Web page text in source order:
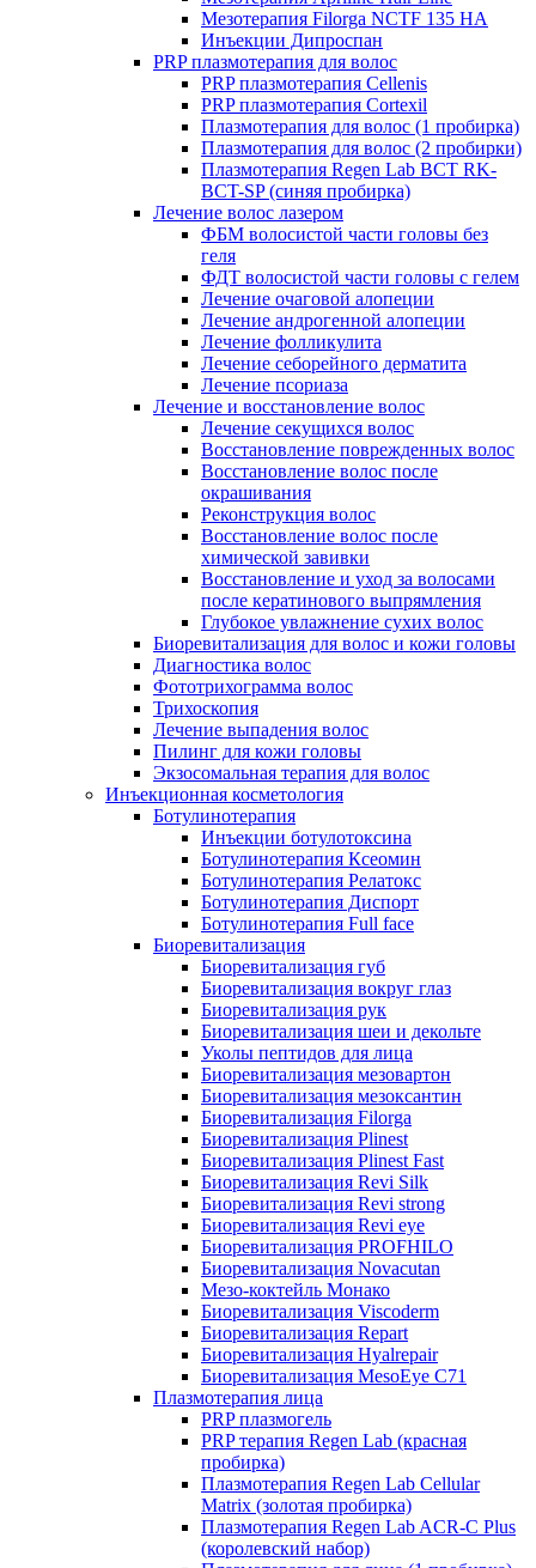
Мезотерапия Filorga NCTF 135 HA
Инъекции Дипроспан
PRP плазмотерапия для волос
PRP плазмотерапия Cellenis
PRP плазмотерапия Cortexil
Плазмотерапия для волос (1 пробирка)
Плазмотерапия для волос (2 пробирки)
Плазмотерапия Regen Lab BCT RK-
BCT-SP (синяя пробирка)
Лечение волос лазером
ФБМ волосистой части головы без
геля
ФДТ волосистой части головы с гелем
Лечение очаговой алопеции
Лечение андрогенной алопеции
Лечение фолликулита
Лечение себорейного дерматита
Лечение псориаза
Лечение и восстановление волос
Лечение секущихся волос
Восстановление поврежденных волос
Восстановление волос после
окрашивания
Реконструкция волос
Восстановление волос после
химической завивки
Восстановление и уход за волосами
после кератинового выпрямления
Глубокое увлажнение сухих волос
Биоревитализация для волос и кожи головы
Диагностика волос
Фототрихограмма волос
Трихоскопия
Лечение выпадения волос
Пилинг для кожи головы
Экзосомальная терапия для волос
Инъекционная косметология
Ботулинотерапия
Инъекции ботулотоксина
Ботулинотерапия Ксеомин
Ботулинотерапия Релатокс
Ботулинотерапия Диспорт
Ботулинотерапия Full face
Биоревитализация
Биоревитализация губ
Биоревитализация вокруг глаз
Биоревитализация рук
Биоревитализация шеи и декольте
Уколы пептидов для лица
Биоревитализация мезовартон
Биоревитализация мезоксантин
Биоревитализация Filorga
Биоревитализация Plinest
Биоревитализация Plinest Fast
Биоревитализация Revi Silk
Биоревитализация Revi strong
Биоревитализация Revi eye
Биоревитализация PROFHILO
Биоревитализация Novacutan
Мезо-коктейль Монако
Биоревитализация Viscoderm
Биоревитализация Repart
Биоревитализация Hyalrepair
Биоревитализация MesoEye C71
Плазмотерапия лица
PRP плазмогель
PRP терапия Regen Lab (красная
пробирка)
Плазмотерапия Regen Lab Cellular
Matrix (золотая пробирка)
Плазмотерапия Regen Lab ACR-C Plus
(королевский набор)